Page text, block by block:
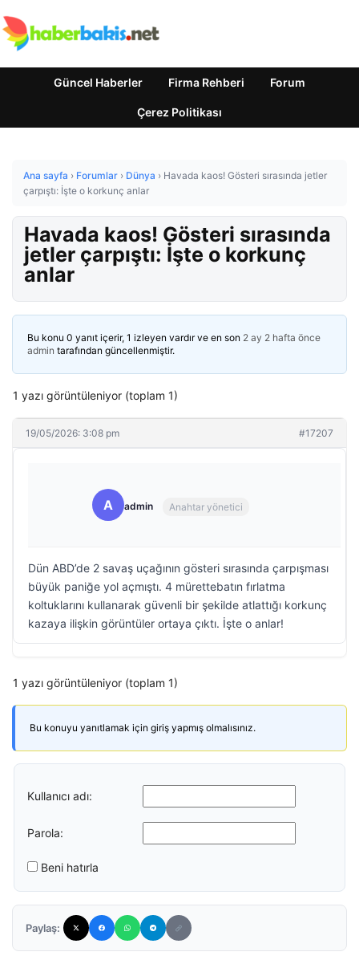
Güncel Haberler Firma Rehberi Forum
Çerez Politikası
Ana sayfa › Forumlar › Dünya › Havada kaos! Gösteri sırasında jetler
çarpıştı: İşte o korkunç anlar
Havada kaos! Gösteri sırasında
jetler çarpıştı: İşte o korkunç
anlar
Bu konu 0 yanıt içerir, 1 izleyen vardır ve en son 2 ay 2 hafta önce
admin tarafından güncellenmiştir.
1 yazı görüntüleniyor (toplam 1)
19/05/2026: 3:08 pm #17207
A admin Anahtar yönetici
Dün ABD’de 2 savaş uçağının gösteri sırasında çarpışması
büyük paniğe yol açmıştı. 4 mürettebatın fırlatma
koltuklarını kullanarak güvenli bir şekilde atlattığı korkunç
kazaya ilişkin görüntüler ortaya çıktı. İşte o anlar!
1 yazı görüntüleniyor (toplam 1)
Bu konuyu yanıtlamak için giriş yapmış olmalısınız.
Kullanıcı adı:
Parola:
Beni hatırla
Paylaş: